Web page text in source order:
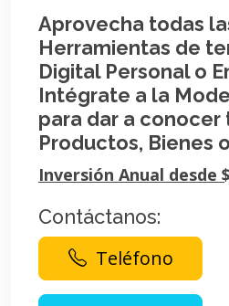
Aprovecha todas
Herramientas de
Digital Personal o
Intégrate a la
para dar a conocer
Productos, Bienes
Inversión Anual desde
Contáctanos:
Teléfono